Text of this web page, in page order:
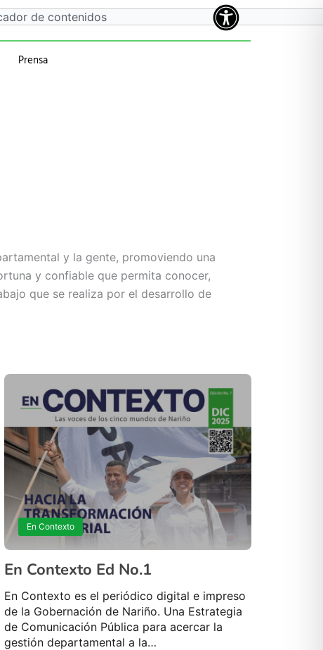
Prensa
En Contexto
En Contexto Ed No.1
En Contexto es el periódico digital e impreso
de la Gobernación de Nariño. Una Estrategia
de Comunicación Pública para acercar la
gestión departamental a la…